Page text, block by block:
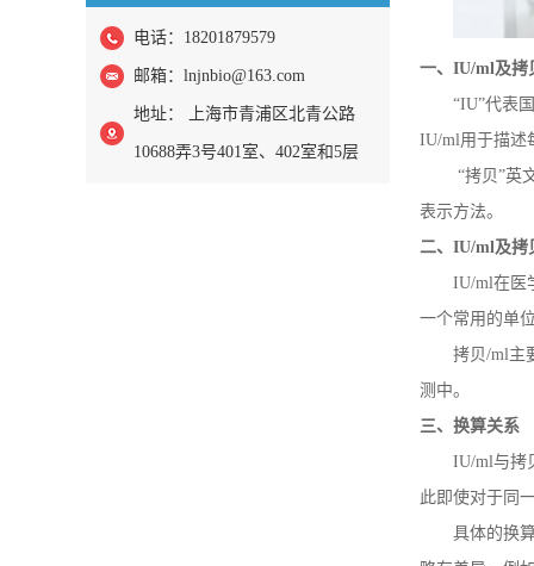
电话：18201879579
邮箱： lnjnbio@163.com
地址： 上海市青浦区北青公路
10688弄3号401室、402室和5层
一、 IU/ml及拷
“IU”代表
IU/ml用于描述
“拷贝”英
表示方法。
二、 IU/ml及拷
IU/ml在医
一个常用的单
拷贝/ml主
测中。
三、换算关系
IU/ml与拷
此即使对于同
具体的换